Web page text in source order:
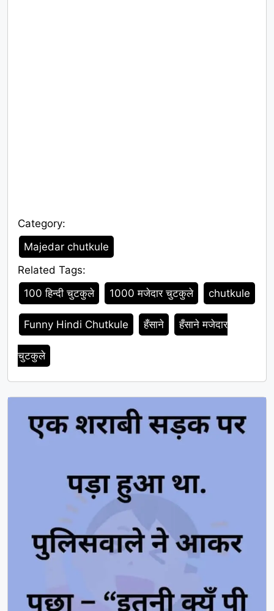
Category:
Category
Majedar chutkule
Related Tags:
Tags
100 हिन्दी चुटकुले 1000 मजेदार चुटकुले chutkule
Funny Hindi Chutkule हँसाने हँसाने मजेदार
चुटकुले